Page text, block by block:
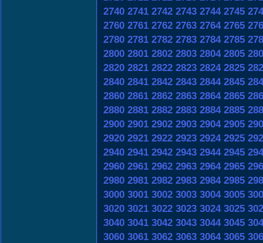
2740 2741 2742 2743 2744 2745
2760 2761 2762 2763 2764 2765
2780 2781 2782 2783 2784 2785
2800 2801 2802 2803 2804 2805
2820 2821 2822 2823 2824 2825
2840 2841 2842 2843 2844 2845
2860 2861 2862 2863 2864 2865
2880 2881 2882 2883 2884 2885
2900 2901 2902 2903 2904 2905
2920 2921 2922 2923 2924 2925
2940 2941 2942 2943 2944 2945
2960 2961 2962 2963 2964 2965
2980 2981 2982 2983 2984 2985
3000 3001 3002 3003 3004 3005
3020 3021 3022 3023 3024 3025
3040 3041 3042 3043 3044 3045
3060 3061 3062 3063 3064 3065